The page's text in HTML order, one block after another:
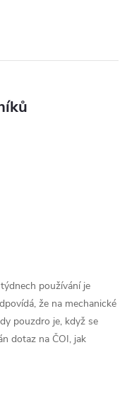
používání je
že na mechanické
pouzdro je, když se
dotaz na ČOI, jak